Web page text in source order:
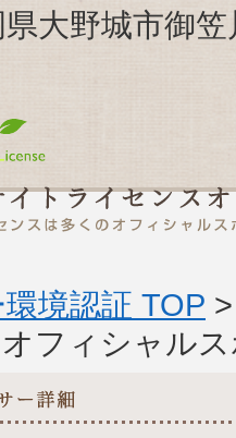
大野城市御
境認証 TOP
フィシャルス